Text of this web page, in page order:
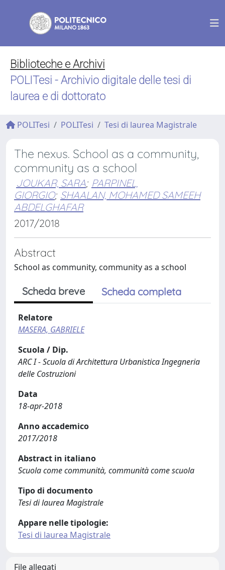
Biblioteche e Archivi
POLITesi - Archivio digitale delle tesi di
laurea e di dottorato
POLITesi POLITesi Tesi di laurea Magistrale
The nexus. School as a community,
community as a school
JOUKAR, SARA; PARPINEL,
GIORGIO; SHAALAN, MOHAMED SAMEEH
ABDELGHAFAR
2017/2018
Abstract
School as community, community as a school
Scheda breve Scheda completa
Relatore
MASERA, GABRIELE
Scuola / Dip.
ARC I - Scuola di Architettura Urbanistica Ingegneria
delle Costruzioni
Data
18-apr-2018
Anno accademico
2017/2018
Abstract in italiano
Scuola come communità, communità come scuola
Tipo di documento
Tesi di laurea Magistrale
Appare nelle tipologie:
Tesi di laurea Magistrale
File allegati